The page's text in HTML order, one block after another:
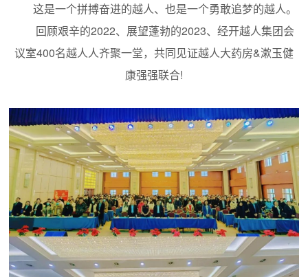
这是一个拼搏奋进的越人、也是一个勇敢追梦的越人。
回顾艰辛的2022、展望蓬勃的2023、经开越人集团会
议室400名越人人齐聚一堂，共同见证越人大药房&漱玉健
康强强联合!